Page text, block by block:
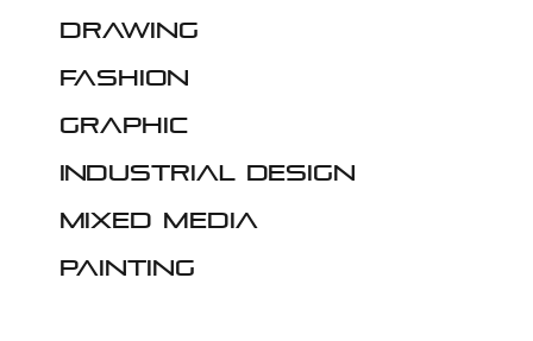
Drawing
Fashion
Graphic
Industrial design
Mixed media
Painting